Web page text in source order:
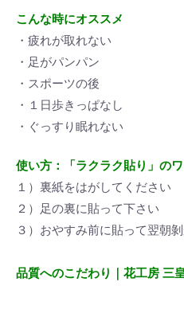
こんな時にオススメ
・疲れが取れない
・足がパンパン
・スポーツの後
・１日歩きっぱなし
・ぐっすり眠れない
使い方：「ラクラク貼り」の
１）裏紙をはがしてください
２）足の裏に貼って下さい
３）おやすみ前に貼って翌朝
品質へのこだわり｜花工房 三